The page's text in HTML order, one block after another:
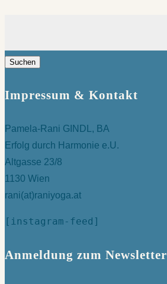
Impressum & Kontakt
Pamela-Rani GINDL, BA
Erfolg durch Harmonie e.U.
Altgasse 23/8
1130 Wien
rani(at)raniyoga.at
[instagram-feed]
Anmeldung zum Newsletter